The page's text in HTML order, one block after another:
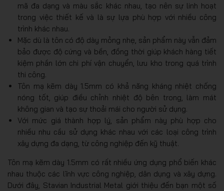
mã đa dạng và màu sắc khác nhau, tạo nên sự linh hoạt
trong việc thiết kế và là sự lựa phù hợp với nhiều công
trình khác nhau.
Mặc dù là tôn có độ dày mỏng nhẹ, sản phẩm này vẫn đảm
bảo được độ cứng và bền, đồng thời giúp khách hàng tiết
kiệm phần lớn chi phí vận chuyển, lưu kho trong quá trình
thi công.
Tôn mạ kẽm dày 1.5mm có khả năng kháng nhiệt chống
nóng tốt, giúp điều chỉnh nhiệt độ bên trong, làm mát
không gian và tạo sự thoải mái cho người sử dụng.
Với mức giá thành hợp lý, sản phẩm này phù hợp cho
nhiều nhu cầu sử dụng khác nhau với các loại công trình
xây dựng đa dạng, từ công nghiệp đến kỹ thuật.
Tôn mạ kẽm dày 1.5mm có rất nhiều ứng dụng phổ biến khác
nhau thuộc các lĩnh vực công nghiệp, dân dụng và xây dựng.
Dưới đây, Stavian Industrial Metal giới thiệu đến bạn một số